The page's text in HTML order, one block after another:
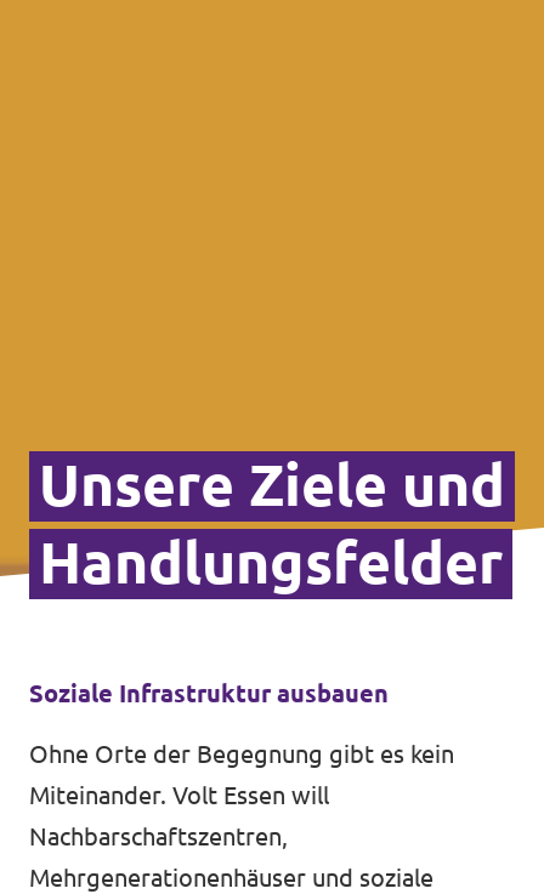
Unsere Ziele und
Handlungsfelder
Soziale Infrastruktur ausbauen
Ohne Orte der Begegnung gibt es kein
Miteinander. Volt Essen will
Nachbarschaftszentren,
Mehrgenerationenhäuser und soziale